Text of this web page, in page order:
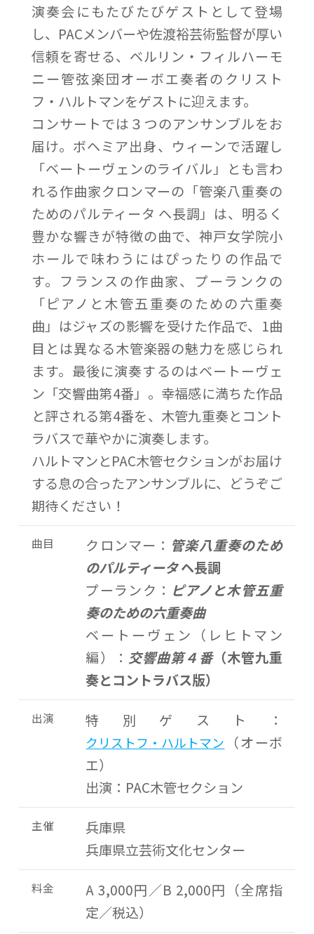
演奏会にもたびたびゲストとして登場
し、PACメンバーや佐渡裕芸術監督が厚い
信頼を寄せる、ベルリン・フィルハーモ
ニー管弦楽団オーボエ奏者のクリスト
フ・ハルトマンをゲストに迎えます。
コンサートでは３つのアンサンブルをお
届け。ボヘミア出身、ウィーンで活躍し
「ベートーヴェンのライバル」とも言わ
れる作曲家クロンマーの「管楽八重奏の
ためのパルティータ ヘ長調」は、明るく
豊かな響きが特徴の曲で、神戸女学院小
ホールで味わうにはぴったりの作品で
す。フランスの作曲家、プーランクの
「ピアノと木管五重奏のための六重奏
曲」はジャズの影響を受けた作品で、1曲
目とは異なる木管楽器の魅力を感じられ
ます。最後に演奏するのはベートーヴェ
ン「交響曲第4番」。幸福感に満ちた作品
と評される第4番を、木管九重奏とコント
ラバスで華やかに演奏します。
ハルトマンとPAC木管セクションがお届け
する息の合ったアンサンブルに、どうぞご
期待ください！
曲目 クロンマー： 管楽八重奏のため
のパルティータヘ長調
プーランク： ピアノと木管五重
奏のための六重奏曲
ベートーヴェン（レヒトマン
編）： 交響曲第４番（木管九重
奏とコントラバス版）
出演 特別ゲスト：
クリストフ・ハルトマン （オーボ
エ）
出演：PAC木管セクション
主催
兵庫県
兵庫県立芸術文化センター
料金
A 3,000円／B 2,000円（全席指
定／税込）